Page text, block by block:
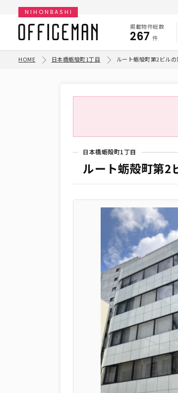
NIHONBASHI
掲載物件総数
267 件
HOME 日本橋蛎殻町1丁目 ルート蛎殻町第2ビル
日本橋蛎殻町1丁目
ルート蛎殻町第2